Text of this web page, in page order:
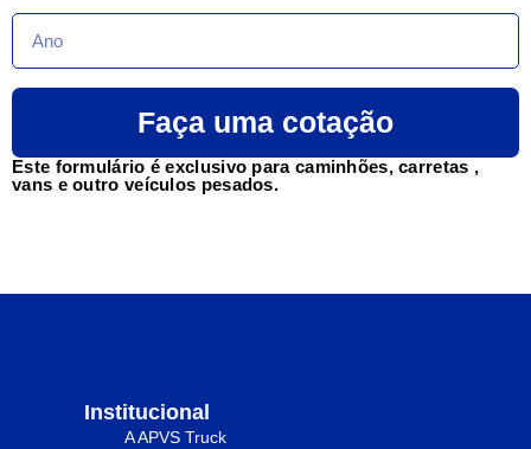
Faça uma cotação
Este formulário é exclusivo para caminhões, carretas ,
vans e outro veículos pesados.
Institucional
A APVS Truck